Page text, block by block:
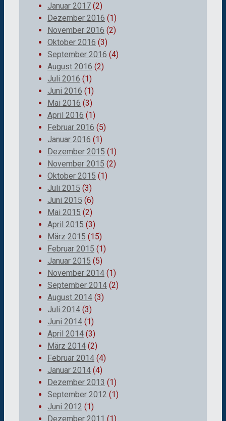
Januar 2017 (2)
Dezember 2016 (1)
November 2016 (2)
Oktober 2016 (3)
September 2016 (4)
August 2016 (2)
Juli 2016 (1)
Juni 2016 (1)
Mai 2016 (3)
April 2016 (1)
Februar 2016 (5)
Januar 2016 (1)
Dezember 2015 (1)
November 2015 (2)
Oktober 2015 (1)
Juli 2015 (3)
Juni 2015 (6)
Mai 2015 (2)
April 2015 (3)
März 2015 (15)
Februar 2015 (1)
Januar 2015 (5)
November 2014 (1)
September 2014 (2)
August 2014 (3)
Juli 2014 (3)
Juni 2014 (1)
April 2014 (3)
März 2014 (2)
Februar 2014 (4)
Januar 2014 (4)
Dezember 2013 (1)
September 2012 (1)
Juni 2012 (1)
Dezember 2011 (1)